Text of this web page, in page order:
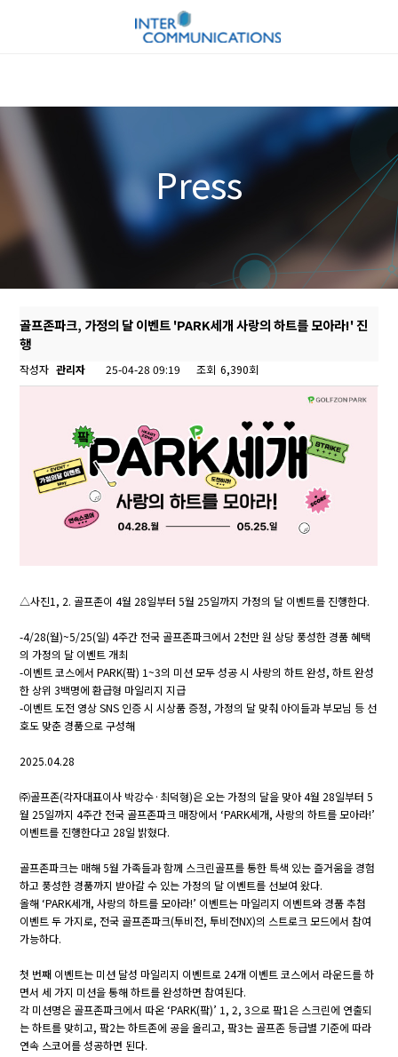
Press
골프존파크, 가정의 달 이벤트 'PARK세개 사랑의 하트를 모아라!' 진
행
작성자 관리자 25-04-28 09:19 조회 6,390회
△사진1, 2. 골프존이 4월 28일부터 5월 25일까지 가정의 달 이벤트를 진행한다.
-4/28(월)~5/25(일) 4주간 전국 골프존파크에서 2천만 원 상당 풍성한 경품 혜택
의 가정의 달 이벤트 개최
-이벤트 코스에서 PARK(팤) 1~3의 미션 모두 성공 시 사랑의 하트 완성, 하트 완성
한 상위 3백명에 환급형 마일리지 지급
-이벤트 도전 영상 SNS 인증 시 시상품 증정, 가정의 달 맞춰 아이들과 부모님 등 선
호도 맞춘 경품으로 구성해
2025.04.28
㈜골프존(각자대표이사 박강수·최덕형)은 오는 가정의 달을 맞아 4월 28일부터 5
월 25일까지 4주간 전국 골프존파크 매장에서 ‘PARK세개, 사랑의 하트를 모아라!’
이벤트를 진행한다고 28일 밝혔다.
골프존파크는 매해 5월 가족들과 함께 스크린골프를 통한 특색 있는 즐거움을 경험
하고 풍성한 경품까지 받아갈 수 있는 가정의 달 이벤트를 선보여 왔다.
올해 ‘PARK세개, 사랑의 하트를 모아라!’ 이벤트는 마일리지 이벤트와 경품 추첨
이벤트 두 가지로, 전국 골프존파크(투비전, 투비전NX)의 스트로크 모드에서 참여
가능하다.
첫 번째 이벤트는 미션 달성 마일리지 이벤트로 24개 이벤트 코스에서 라운드를 하
면서 세 가지 미션을 통해 하트를 완성하면 참여된다.
각 미션명은 골프존파크에서 따온 ‘PARK(팤)’ 1, 2, 3으로 팤1은 스크린에 연출되
는 하트를 맞히고, 팤2는 하트존에 공을 올리고, 팤3는 골프존 등급별 기준에 따라
연속 스코어를 성공하면 된다.